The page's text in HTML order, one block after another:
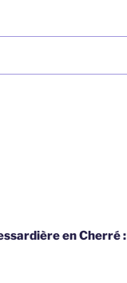
en Cherré :